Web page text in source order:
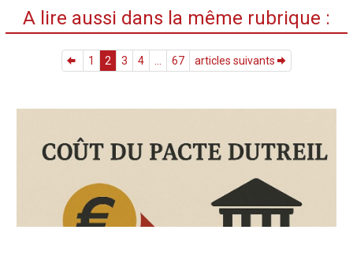
A lire aussi dans la même rubrique :
1 2 3 4 67 articles suivants